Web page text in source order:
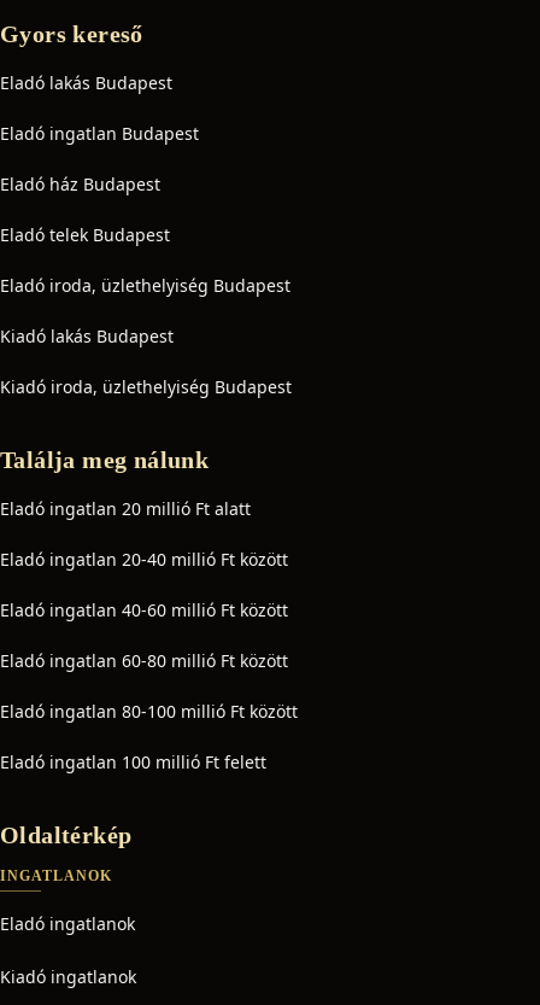
Gyors kereső
Eladó lakás Budapest
Eladó ingatlan Budapest
Eladó ház Budapest
Eladó telek Budapest
Eladó iroda, üzlethelyiség Budapest
Kiadó lakás Budapest
Kiadó iroda, üzlethelyiség Budapest
Találja meg nálunk
Eladó ingatlan 20 millió Ft alatt
Eladó ingatlan 20-40 millió Ft között
Eladó ingatlan 40-60 millió Ft között
Eladó ingatlan 60-80 millió Ft között
Eladó ingatlan 80-100 millió Ft között
Eladó ingatlan 100 millió Ft felett
Oldaltérkép
INGATLANOK
Eladó ingatlanok
Kiadó ingatlanok